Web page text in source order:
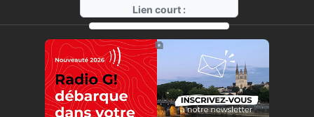
Lien court :
https://radio-g.fr?r409
⧉